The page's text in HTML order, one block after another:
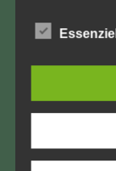
12059 Berlin
Datenschutz
Mittels
und Zweck
informieren.
mittels dieser